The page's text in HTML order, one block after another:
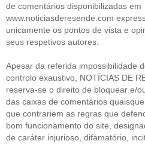
de comentários disponibilizadas em
www.noticiasderesende.com
unicamente os pontos de vista e
seus respetivos autores.
Apesar da referida impossibilidade
controlo exaustivo, NOTÍCIAS DE
reserva-se o direito de bloquear e/
das caixas de comentários
que contrariem as regras que
bom funcionamento do site,
de caráter injurioso, difamatório,